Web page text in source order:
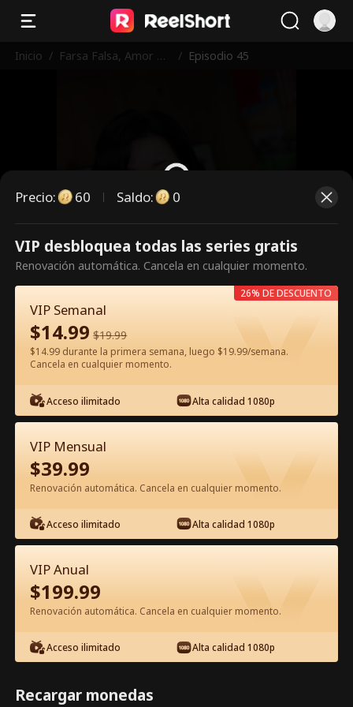
Inicio / Farsa Falsa, Amor Re
/ Episodio 45
Es un episodio de pago.
Desbloquéalo para verlo.
60
Episodio 45 - Farsa Falsa, Amor Real
Película Completa
1-50 51-60 Todos los Episodios
45 46 48
Precio: 60 Saldo: 0
VIP desbloquea todas las series gratis
Renovación automática. Cancela en cualquier momento.
VIP Semanal
$14.99 $19.99
$14.99 durante la primera semana, luego $19.99/semana.
Cancela en cualquier momento.
Acceso ilimitado Alta calidad 1080p
26% DE DESCUENTO
VIP Mensual
$39.99
Renovación automática. Cancela en cualquier momento.
Acceso ilimitado Alta calidad 1080p
VIP Anual
$199.99
Renovación automática. Cancela en cualquier momento.
Acceso ilimitado Alta calidad 1080p
Recargar monedas